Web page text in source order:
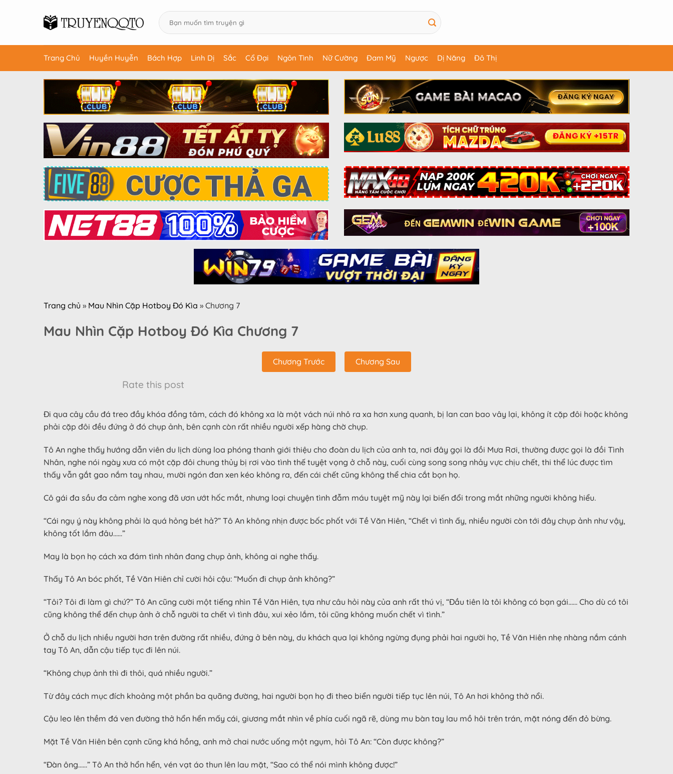
Trang Chủ Huyền Huyễn Bách Hợp Linh Dị Sắc Cổ Đại Ngôn Tình Nữ Cường Đam Mỹ Ngược Dị Năng Đô Thị
Trang chủ » Mau Nhìn Cặp Hotboy Đó Kìa » Chương 7
Mau Nhìn Cặp Hotboy Đó Kìa Chương 7
Chương Trước Chương Sau
Rate this post
Đi qua cây cầu đá treo đầy khóa đồng tâm, cách đó không xa là một vách núi nhô ra xa hơn xung quanh, bị lan can bao vây lại, không ít cặp đôi hoặc không
phải cặp đôi đều đứng ở đó chụp ảnh, bên cạnh còn rất nhiều người xếp hàng chờ chụp.
Tô An nghe thấy hướng dẫn viên du lịch dùng loa phóng thanh giới thiệu cho đoàn du lịch của anh ta, nơi đây gọi là đồi Mưa Rơi, thường được gọi là đồi Tình
Nhân, nghe nói ngày xưa có một cặp đôi chung thủy bị rơi vào tình thế tuyệt vọng ở chỗ này, cuối cùng song song nhảy vực chịu chết, thi thể lúc được tìm
thấy vẫn gắt gao nắm tay nhau, mười ngón đan xen kéo không ra, đến cái chết cũng không thể chia cắt bọn họ.
Cô gái đa sầu đa cảm nghe xong đã ươn ướt hốc mắt, nhưng loại chuyện tình đẫm máu tuyệt mỹ này lại biến đổi trong mắt những người không hiểu.
“Cái ngụ ý này không phải là quá hỏng bét hả?” Tô An không nhịn được bốc phốt với Tề Văn Hiên, “Chết vì tình ấy, nhiều người còn tới đây chụp ảnh như vậy,
không tốt lắm đâu……”
May là bọn họ cách xa đám tình nhân đang chụp ảnh, không ai nghe thấy.
Thấy Tô An bóc phốt, Tề Văn Hiên chỉ cười hỏi cậu: “Muốn đi chụp ảnh không?”
“Tôi? Tôi đi làm gì chứ?” Tô An cũng cười một tiếng nhìn Tề Văn Hiên, tựa như câu hỏi này của anh rất thú vị, “Đầu tiên là tôi không có bạn gái…… Cho dù có tôi
cũng không thể đến chụp ảnh ở chỗ người ta chết vì tình đâu, xui xẻo lắm, tôi cũng không muốn chết vì tình.”
Ở chỗ du lịch nhiều người hơn trên đường rất nhiều, đứng ở bên này, du khách qua lại không ngừng đụng phải hai người họ, Tề Văn Hiên nhẹ nhàng nắm cánh
tay Tô An, dẫn cậu tiếp tục đi lên núi.
“Không chụp ảnh thì đi thôi, quá nhiều người.”
Từ đây cách mục đích khoảng một phần ba quãng đường, hai người bọn họ đi theo biển người tiếp tục lên núi, Tô An hơi không thở nổi.
Cậu leo lên thềm đá ven đường thở hổn hển mấy cái, giương mắt nhìn về phía cuối ngã rẽ, dùng mu bàn tay lau mồ hôi trên trán, mặt nóng đến đỏ bừng.
Mặt Tề Văn Hiên bên cạnh cũng khá hồng, anh mở chai nước uống một ngụm, hỏi Tô An: “Còn được không?”
“Đàn ông……” Tô An thở hổn hển, vén vạt áo thun lên lau mặt, “Sao có thể nói mình không được!”